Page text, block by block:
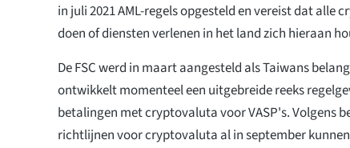
in juli 2021 AML-regels opgesteld en vereist dat alle
doen of diensten verlenen in het land zich hieraan
De FSC werd in maart aangesteld als Taiwans
ontwikkelt momenteel een uitgebreide reeks
betalingen met cryptovaluta voor VASP's. Volgens
richtlijnen voor cryptovaluta al in september